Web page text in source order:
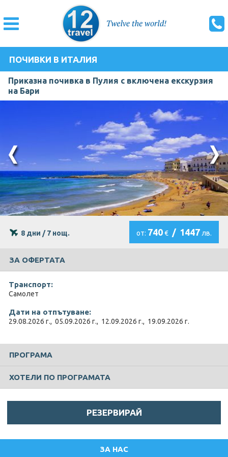
ПОЧИВКИ В ИТАЛИЯ
Приказна почивка в Пулия с включена екскурзия
на Бари
8 дни / 7 нощ. от: 740€ / 1447 лв.
ЗА ОФЕРТАТА
Транспорт:
Самолет
Дати на отпътуване:
29.08.2026 г., 05.09.2026 г., 12.09.2026 г., 19.09.2026 г.
ПРОГРАМА
ХОТЕЛИ ПО ПРОГРАМАТА
РЕЗЕРВИРАЙ
ЗА НАС